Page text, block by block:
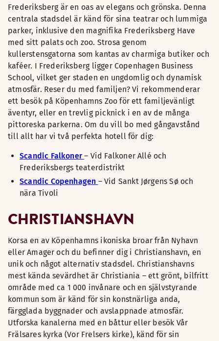
Frederiksberg är en oas av elegans och grönska. Denna
centrala stadsdel är känd för sina teatrar och lummiga
parker, inklusive den magnifika Frederiksberg Have
med sitt palats och zoo. Strosa genom
kullerstensgatorna som kantas av charmiga butiker och
kaféer. I Frederiksberg ligger Copenhagen Business
School, vilket ger staden en ungdomlig och dynamisk
atmosfär. Reser du med familjen? Vi rekommenderar
ett besök på Köpenhamns Zoo för ett familjevänligt
äventyr, eller en trevlig picknick i en av de många
pittoreska parkerna. Om du vill bo med gångavstånd
till allt har vi två perfekta hotell för dig:
Scandic Falkoner– Vid Falkoner Allé och
Frederiksbergs teaterdistrikt
Scandic Copenhagen – Vid Sankt Jørgens Sø och
nära Tivoli
CHRISTIANSHAVN
Korsa en av Köpenhamns ikoniska broar från Nyhavn
eller Amager och du befinner dig i Christianshavn, en
unik och något alternativ stadsdel. Christianshavns
mest kända sevärdhet är Christiania – ett grönt, bilfritt
område med ca 1 000 invånare och en självstyrande
kommun som är känd för sin konstnärliga anda,
färgglada byggnader och avslappnade atmosfär.
Utforska kanalerna med en båttur eller besök Vår
Frälsares kyrka (Vor Frelsers kirke), känd för sin